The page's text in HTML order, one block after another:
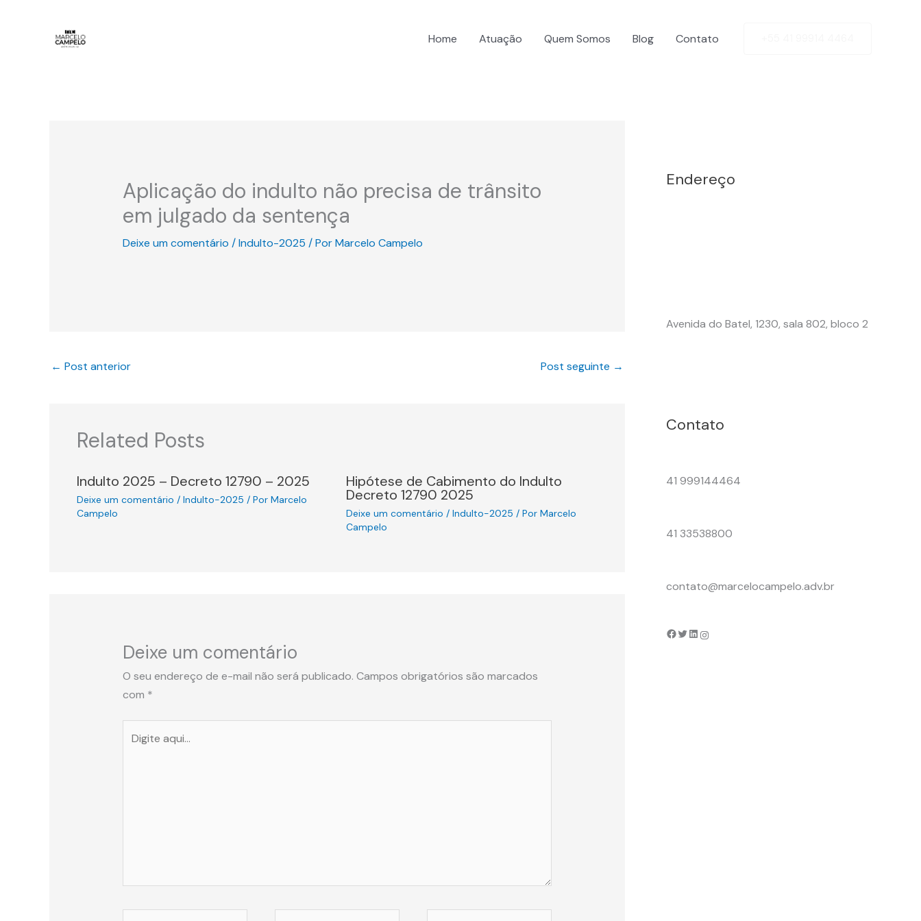
Home Atuação Quem Somos Blog Contato
Aplicação do indulto não precisa de trânsito
em julgado da sentença
Deixe um comentário /Indulto-2025 / PorMarcelo Campelo
← Post anterior Post seguinte →
Related Posts
Indulto 2025 – Decreto 12790 – 2025
Deixe um comentário / Indulto-2025 / Por Marcelo
Campelo
Hipótese de Cabimento do Indulto
Decreto 12790 2025
Deixe um comentário / Indulto-2025 / Por Marcelo
Campelo
Deixe um comentário
O seu endereço de e-mail não será publicado. Campos obrigatórios são marcados
com *
aqui...
Endereço
Avenida do Batel, 1230, sala 802, bloco 2
Contato
41 999144464
41 33538800
contato@marcelocampelo.adv.br